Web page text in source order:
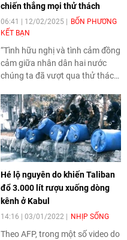
chiến thắng mọi thử thách
06:41 | 12/02/2025
BỐN PHƯƠNG
KẾT BẠN
“Tình hữu nghị và tình cảm đồng
cảm giữa nhân dân hai nước
chúng ta đã vượt qua thử thách
chính trị. Chúng tôi tự hào đã hỗ
trợ đất nước Việt Nam anh hùng
trong những năm đấu tranh
giành tự do, độc lập cũng như
trong giai đoạn xây dựng hòa
bình”.
Hé lộ nguyên do khiến Taliban
đổ 3.000 lít rượu xuống dòng
kênh ở Kabul
14:16 | 03/01/2022 NHỊP SỐNG
Theo AFP, trong một số video do